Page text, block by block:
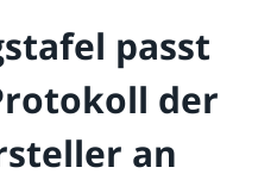
passt
der
an